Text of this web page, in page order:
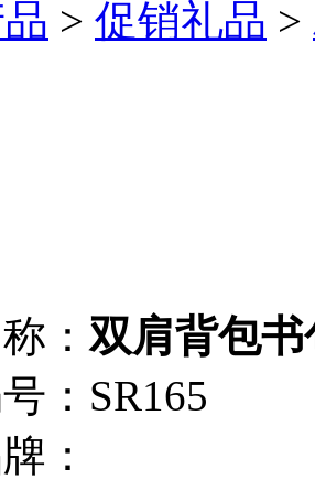
> 促销礼品 >
：双肩背包
：SR165
：